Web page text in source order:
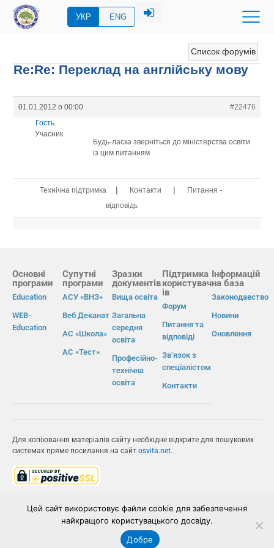
УКР ENG
Список форумів
Re:Re: Переклад на англійську мову
01.01.2012 о 00:00
#22476
Гость
Учасник
Будь-ласка зверніться до міністерства освіти
із цим питанням
Технічна підтримка | Контакти |
Питання -
відповідь
Основні
програми
Education
WEB-
Education
Супутні
програми
АСУ «ВНЗ»
Веб Деканат
АС «Школа»
АС «Тест»
Зразки
документів
Вища освіта
Загальна
середня
освіта
Професійно-
технічна
освіта
Підтримка
користувач
ів
Форум
Питання та
відповіді
Зв’язок з
спеціалістом
Контакти
Інформацій
на база
Законодавство
Новини
Оновлення
Для копіювання матеріалів сайту необхідне відкрите для пошукових
системах пряме посилання на сайт osvita.net.
ІВС «ОСВІТА»
Цей сайт використовує файли cookie для забезпечення
найкращого користувацького досвіду.
Добре